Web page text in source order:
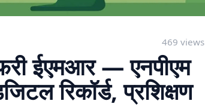
469 views
ईएमआर — एनपीएम
रिकॉर्ड, प्रशिक्षण